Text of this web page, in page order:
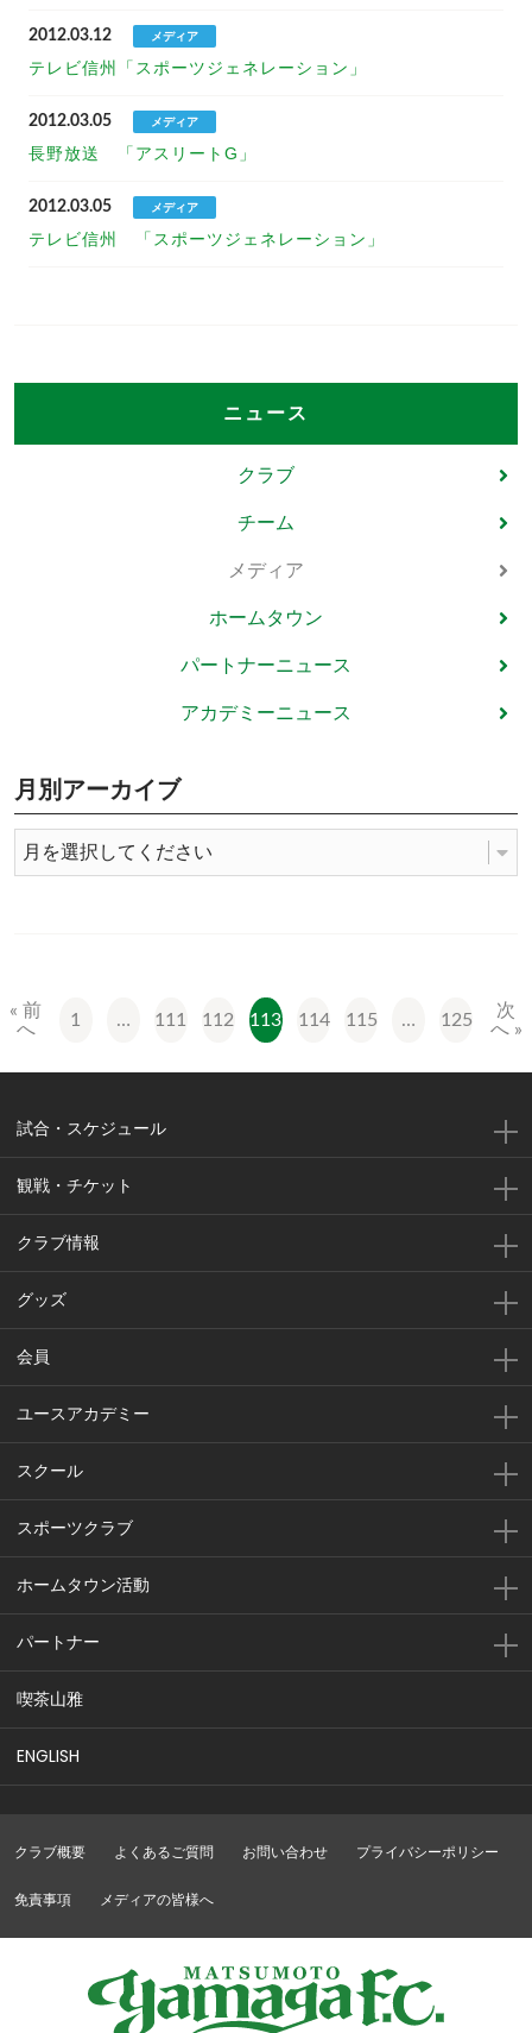
2012.03.12 メディア
テレビ信州「スポーツジェネレーション」
2012.03.05 メディア
長野放送 「アスリートG」
2012.03.05 メディア
テレビ信州 「スポーツジェネレーション」
ニュース
クラブ
チーム
メディア
ホームタウン
パートナーニュース
アカデミーニュース
月別アーカイブ
« 前
へ
1 … 111 112 113 114 115 … 125
次
へ »
試合・スケジュール
観戦・チケット
クラブ情報
グッズ
会員
ユースアカデミー
スクール
スポーツクラブ
ホームタウン活動
パートナー
喫茶山雅
ENGLISH
クラブ概要 よくあるご質問 お問い合わせ プライバシーポリシー
免責事項 メディアの皆様へ